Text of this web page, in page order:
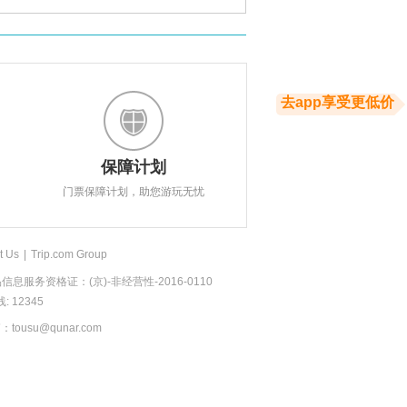
保障计划
门票保障计划，助您游玩无忧
Us Trip.com Group
息服务资格证：(京)-非经营性-2016-0110
: 12345
tousu@qunar.com
去app享受更低价